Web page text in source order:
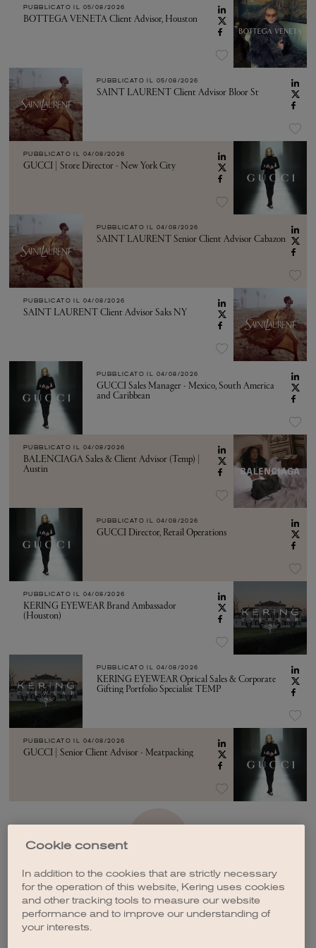
PUBBLICATO IL 05/08/2026
BOTTEGA VENETA Client Advisor, Houston
PUBBLICATO IL 05/08/2026
SAINT LAURENT Client Advisor Bloor St
PUBBLICATO IL 04/08/2026
GUCCI | Store Director - New York City
PUBBLICATO IL 04/08/2026
SAINT LAURENT Senior Client Advisor Cabazon
PUBBLICATO IL 04/08/2026
SAINT LAURENT Client Advisor Saks NY
PUBBLICATO IL 04/08/2026
GUCCI Sales Manager - Mexico, South America
and Caribbean
PUBBLICATO IL 04/08/2026
BALENCIAGA Sales & Client Advisor (Temp) |
Austin
PUBBLICATO IL 04/08/2026
GUCCI Director, Retail Operations
PUBBLICATO IL 04/08/2026
KERING EYEWEAR Brand Ambassador
(Houston)
PUBBLICATO IL 04/08/2026
KERING EYEWEAR Optical Sales & Corporate
Gifting Portfolio Specialist TEMP
PUBBLICATO IL 04/08/2026
GUCCI | Senior Client Advisor - Meatpacking
Cookie consent
In addition to the cookies that are strictly necessary
for the operation of this website, Kering uses cookies
and other tracking tools to measure our website
performance and to improve our understanding of
your interests.